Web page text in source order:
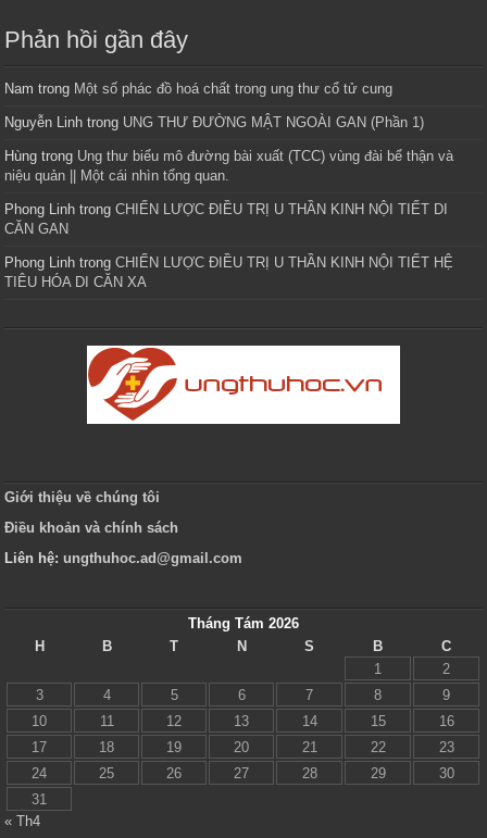
Phản hồi gần đây
Nam trong Một số phác đồ hoá chất trong ung thư cổ tử cung
Nguyễn Linh trong UNG THƯ ĐƯỜNG MẬT NGOÀI GAN (Phần 1)
Hùng trong Ung thư biểu mô đường bài xuất (TCC) vùng đài bể thận và
niệu quản || Một cái nhìn tổng quan.
Phong Linh trongCHIẾN LƯỢC ĐIỀU TRỊ U THẦN KINH NỘI TIẾT DI
CĂN GAN
Phong Linh trongCHIẾN LƯỢC ĐIỀU TRỊ U THẦN KINH NỘI TIẾT HỆ
TIÊU HÓA DI CĂN XA
Giới thiệu về chúng tôi
Điều khoản và chính sách
Liên hệ:ungthuhoc.ad@gmail.com
Tháng Tám 2026
H
B T N S B
C
1
2
3
4 5 6 7 8
9
10
11 12 13 14 15
16
17
18 19 20 21 22
23
24
25 26 27 28 29
30
31
« Th4